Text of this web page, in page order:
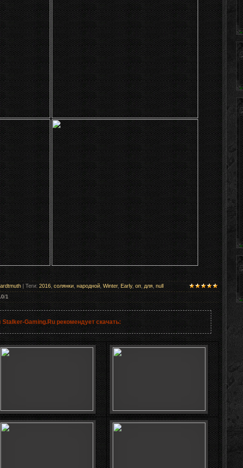
| Теги: 2016 солянки народной Winter, Early, оп для ,null
/1
Stalker-Gaming.Ru рекомендует скачать: